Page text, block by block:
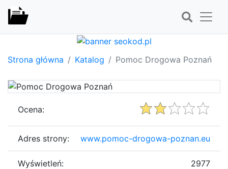
Strona główna Katalog Pomoc Drogowa Poznań
Ocena:
Adres strony: www.pomoc-drogowa-poznan.eu
Wyświetleń: 2977